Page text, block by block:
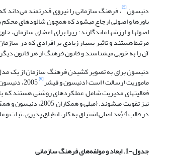
دنیسون[5]
باورها و اصولی ارجاع می­شود که همچون شالوده­ای محکم
اصول­ها و ارزش­ها ماندگارند؛ زیرا برای اعضای
مرتبط هستند و تاثیر بسیار زیادی بر افرادی که در
آن را به خوبی می­شناسند و قانون فرهنگ از هر قانون
دنیسون برای به تصویر کشیدن فرهنگ سازمان از یک
ماموریت (رسالت) است (دنیسون و فیشر[6] 2005، دنیسون و میشرا
فعالیت­های مدیریت شامل عملکردهای روشنی هستند که
در قالب 4 بُعد اصلی اشتیاق به کار، انطباق پذیری، ثبات و ماموریت استفاده نموده است:
جدول-1. ابعاد و مولفه‌های فرهنگ سازمانی